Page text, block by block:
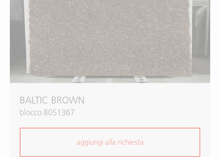
BALTIC BROWN
blocco B051367
aggiungi alla richiesta